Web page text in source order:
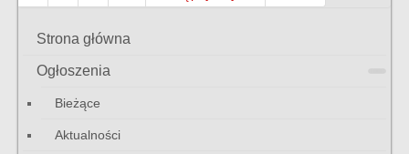
Strona główna
Ogłoszenia
Bieżące
Aktualności